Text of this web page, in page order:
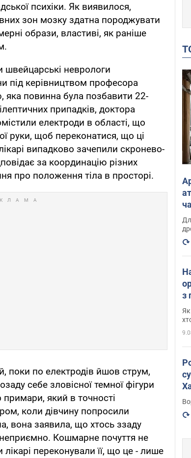
психіки. Як виявилося,
зон мозку здатна породжувати
образи, властиві, як раніше
неврологи
під керівництвом професора
повинна була позбавити 22-
припадків, доктора
електроди в області, що
руки, щоб переконатися, що ці
випадково зачепили скронево-
за координацію різних
про положення тіла в просторі.
поки по електродів йшов струм,
себе зловісної темної фігури
примари, який в точності
коли дівчину попросили
вона заявила, що хтось ззаду
неприємно. Кошмарне почуття не
переконували її, що це - лише
з